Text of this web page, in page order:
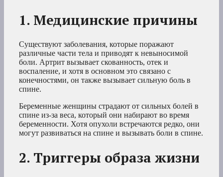
1. Медицинские причины
Существуют заболевания, которые поражают
различные части тела и приводят к невыносимой
боли. Артрит вызывает скованность, отек и
воспаление, и хотя в основном это связано с
конечностями, он также вызывает сильную боль в
спине.
Беременные женщины страдают от сильных болей в
спине из-за веса, который они набирают во время
беременности. Хотя опухоли встречаются редко, они
могут развиваться на спине и вызывать боли в спине.
2. Триггеры образа жизни